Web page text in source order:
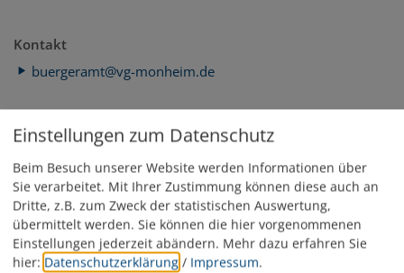
Kontakt
buergeramt@vg-monheim.de
Steidle Sandra
Telefon:
09091 9091-23
Zimmer: 2
Stellvertreter/in
Steidle Sandra
Einstellungen zum Datenschutz
Beim Besuch unserer Website werden Informationen über
Sie verarbeitet. Mit Ihrer Zustimmung können diese auch an
Dritte, z.B. zum Zweck der statistischen Auswertung,
übermittelt werden. Sie können die hier vorgenommenen
Einstellungen jederzeit abändern. Mehr dazu erfahren Sie
hier: Datenschutzerklärung / Impressum.